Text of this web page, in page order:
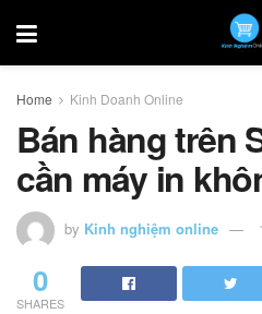
Home Kinh Doanh Online
Bán hàng trên
cần máy in
by Kinh nghiệm online
0
SHARES